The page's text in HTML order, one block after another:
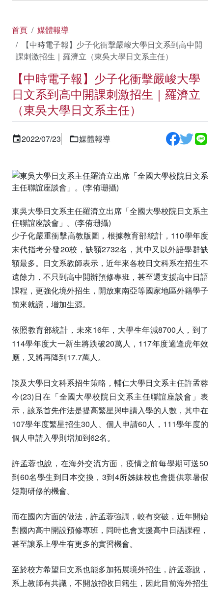
首頁
媒體報導
【中時電子報】少子化衝擊嚴峻大學日文系到高中開
課刺激招生｜羅濟立（東吳大學日文系主任）
【中時電子報】少子化衝擊嚴峻大學
日文系到高中開課刺激招生｜羅濟立
（東吳大學日文系主任）
2022/07/23 媒體報導
東吳大學日文系主任羅濟立出席「全國大學校院日文系主
任聯誼座談會」。(李侑珊攝)
少子化嚴重衝擊高教版圖，根據教育部統計，110學年度
末代指考分發20校，缺額2732名，其中又以外語學群缺
額最多。日文系教師表示，近年來各校日文科系在招生不
遺餘力，不只到高中開辦預修專班，甚至還支援高中日語
課程，更強化境外招生，開放東南亞等國家地區外籍學子
前來就讀，增加生源。
依照教育部統計，未來16年，大學生年減8700人，到了
114學年度大一新生將跌破20萬人，117年度適逢虎年效
應，又將再降到17.7萬人。
談及大學日文科系招生策略，輔仁大學日文系主任許孟蓉
今(23)日在「全國大學校院日文系主任聯誼座談會」表
示，該系首先作法是提高繁星與申請入學的人數，其中在
107學年度繁星招生30人、個人申請60人，111學年度的
個人申請入學則增加到62名。
許孟蓉也說，在海外交流方面，疫情之前每學期可送50
到60名學生到日本交換，3到4所姊妹校也會提供寒暑假
短期研修的機會。
而在國內方面的做法，許孟蓉強調，較有突破，近年開始
對國內高中開設預修專班，同時也會支援高中日語課程，
甚至讓系上學生有更多的實習機會。
至於校方希望日文系也能多加拓展境外招生，許孟蓉說，
系上教師有共識，不開放招收日籍生，因此目前海外招生